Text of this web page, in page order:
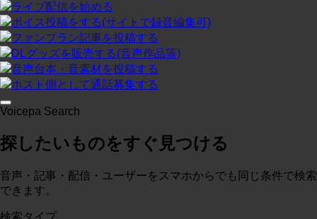
プラン２¥0/月
投稿:0 画像数:0テスト
コースに入る
投稿:0 画像数:0概略
ライブ配信を始める
ボイス投稿をする(サイトで録音編集可)
ファンプラン記事を投稿する
DLグッズを販売する(音声作品等)
音声台本・音素材を投稿する
ホスト側として通話募集する
Voicepa Search
探したいものをすぐ見つける
音声・記事・配信・ユーザーをスマホからでも同じ条件で検索
できます。
検索タイプ